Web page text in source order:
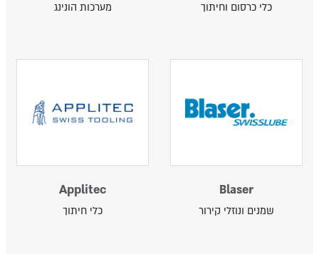
מערכות הונינג כלי כרסום וחיתוך
Applitec
כלי חיתוך
Blaser
שמנים ונוזלי קירור